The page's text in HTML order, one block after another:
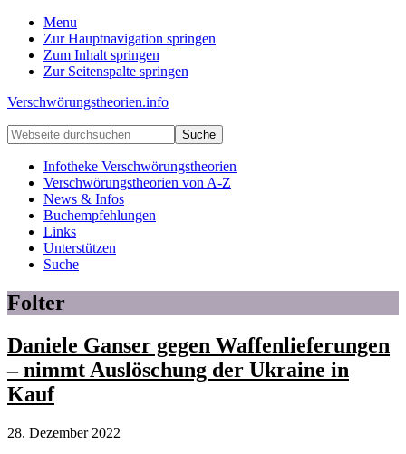
Menu
Zur Hauptnavigation springen
Zum Inhalt springen
Zur Seitenspalte springen
Verschwörungstheorien.info
Beiträge
zu
Merkmalen,
Funktionen
Risiken
konspirationistischen
Denkens
Webseite
durchsuchen
Infotheke Verschwörungstheorien
Verschwörungstheorien von A-Z
News & Infos
Buchempfehlungen
Links
Unterstützen
Suche
Folter
Daniele Ganser gegen Waffenlieferungen
– nimmt Auslöschung der Ukraine in
Kauf
28. Dezember 2022